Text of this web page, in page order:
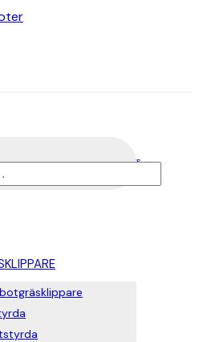
del av Elektro-Pär, med 80 års